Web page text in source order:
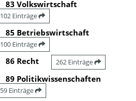
83 Volkswirtschaft
102 Einträge
85 Betriebswirtschaft
100 Einträge
86 Recht 262 Einträge
89 Politikwissenschaften
59 Einträge